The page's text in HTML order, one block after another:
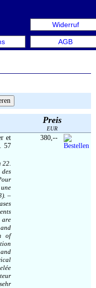
Widerruf
AGB
Book Week
Preis
EUR
et
57
22.
–
are
of
380,--